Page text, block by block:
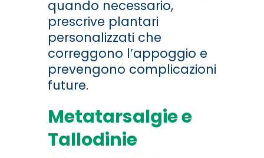
quando necessario,
prescrive plantari
personalizzati che
correggono l’appoggio e
prevengono complicazioni
future.
Metatarsalgie e
Tallodinie